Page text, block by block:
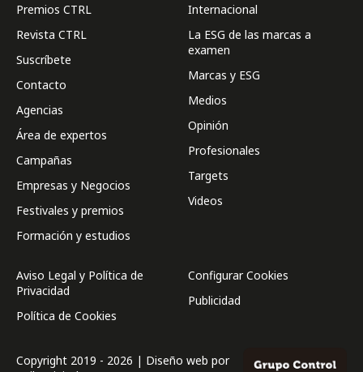
Premios CTRL
Revista CTRL
Suscríbete
Contacto
Agencias
Área de expertos
Campañas
Empresas y Negocios
Festivales y premios
Formación y estudios
Internacional
La ESG de las marcas a
examen
Marcas y ESG
Medios
Opinión
Profesionales
Targets
Videos
Aviso Legal y Política de
Privacidad
Política de Cookies
Configurar Cookies
Publicidad
Copyright 2019 - 2026 | Diseño web por